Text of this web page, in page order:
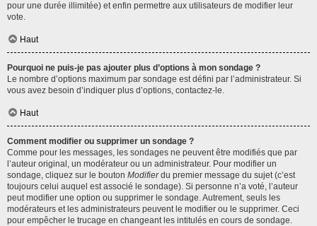
pour une durée illimitée) et enfin permettre aux utilisateurs de modifier leur
vote.
Haut
Pourquoi ne puis-je pas ajouter plus d’options à mon sondage ?
Le nombre d’options maximum par sondage est défini par l’administrateur. Si
vous avez besoin d’indiquer plus d’options, contactez-le.
Haut
Comment modifier ou supprimer un sondage ?
Comme pour les messages, les sondages ne peuvent être modifiés que par
l’auteur original, un modérateur ou un administrateur. Pour modifier un
sondage, cliquez sur le bouton Modifierdu premier message du sujet (c’est
toujours celui auquel est associé le sondage). Si personne n’a voté, l’auteur
peut modifier une option ou supprimer le sondage. Autrement, seuls les
modérateurs et les administrateurs peuvent le modifier ou le supprimer. Ceci
pour empêcher le trucage en changeant les intitulés en cours de sondage.